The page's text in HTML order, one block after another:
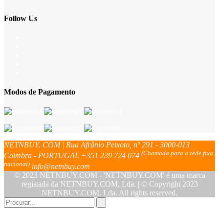
Follow Us
Modos de Pagamento
NETNBUY. COM | Rua Afrânio Peixoto, nº 291 - 3000-013
Coimbra - PORTUGAL +351 239 724 074 (Chamada para a rede fixa
nacional) info@netnbuy.com
© 2023 NETNBUY.COM - 'NETNBUY.COM' é uma marca
registada da NETNBUY.COM, Lda. | © Copyright 2023
NETNBUY.COM, Lda. All rights reserved.